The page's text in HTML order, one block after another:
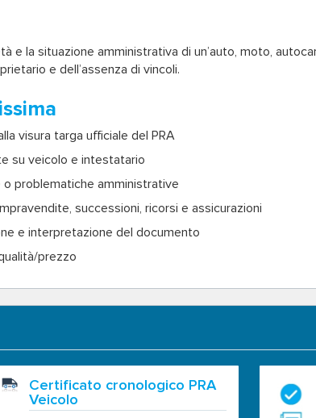
e la situazione amministrativa di un’auto, moto,
e dell’assenza di vincoli.
visura targa ufficiale del PRA
su veicolo e intestatario
problematiche amministrative
successioni, ricorsi e assicurazioni
e interpretazione del documento
prezzo
Certificato cronologico PRA
Veicolo